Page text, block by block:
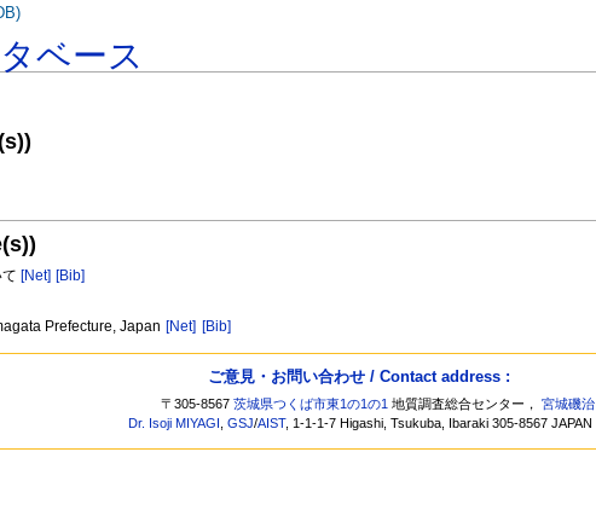
ベース
[Net] [Bib]
Prefecture, Japan [Net] [Bib]
ご意見・お問い合わせ / Contact address :
〒305-8567茨城県つくば市東1の1の1 地質調査総合センター，宮城磯治
Dr. Isoji MIYAGI ,GSJ/AIST, 1-1-1-7 Higashi, Tsukuba, Ibaraki 305-8567 JAPAN